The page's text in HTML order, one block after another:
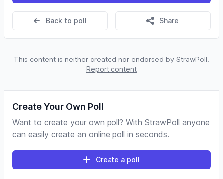
Back to poll Share
This content is neither created nor endorsed by StrawPoll.
Report content
Create Your Own Poll
Want to create your own poll? With StrawPoll anyone
can easily create an online poll in seconds.
Create a poll